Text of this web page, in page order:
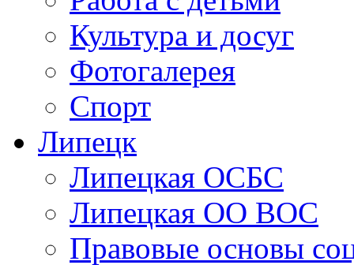
Культура и досуг
Фотогалерея
Спорт
Липецк
Липецкая ОСБС
Липецкая ОО ВОС
Правовые основы